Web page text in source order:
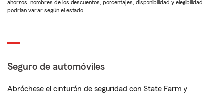
ahorros, nombres de los descuentos, porcentajes, disponibilidad y elegibilidad
podrían variar según el estado.
Seguro de automóviles
Abróchese el cinturón de seguridad con State Farm y